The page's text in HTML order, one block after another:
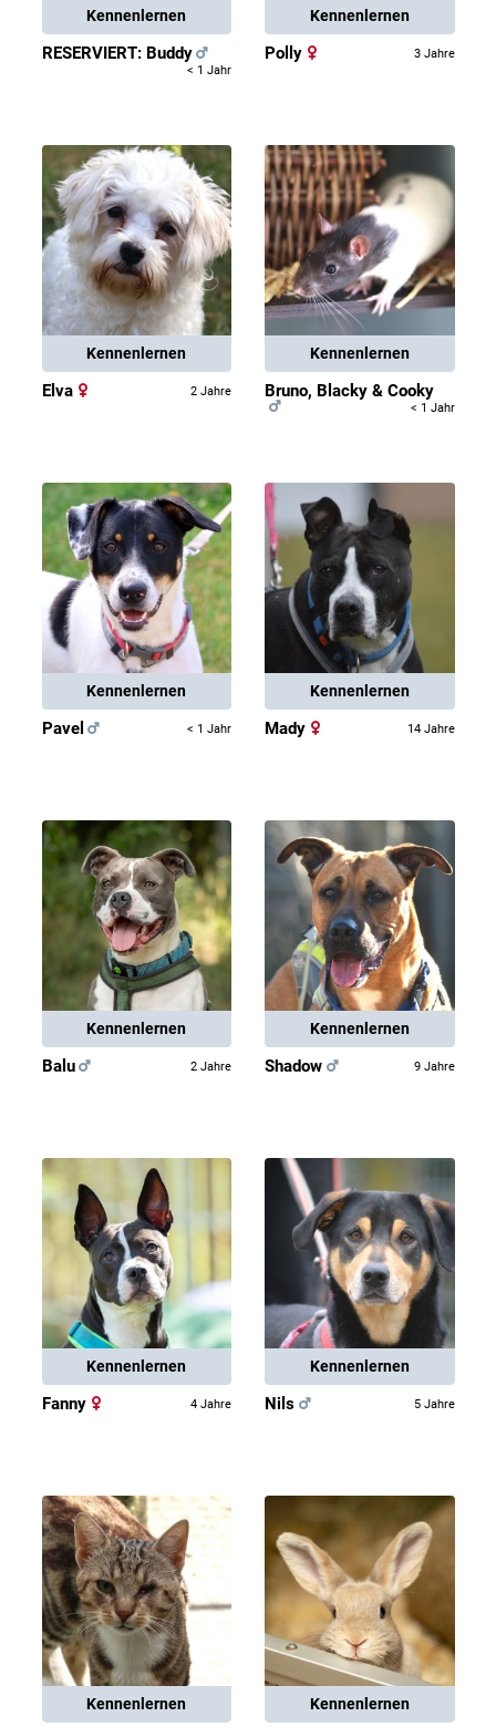
Kennenlernen
RESERVIERT: Buddy
< 1 Jahr
Kennenlernen
Polly 3 Jahre
Kennenlernen
Elva 2 Jahre
Kennenlernen
Bruno, Blacky & Cooky
< 1 Jahr
Kennenlernen
Pavel < 1 Jahr
Kennenlernen
Mady 14 Jahre
Kennenlernen
Balu 2 Jahre
Kennenlernen
Shadow 9 Jahre
Kennenlernen
Fanny 4 Jahre
Kennenlernen
Nils 5 Jahre
Kennenlernen Kennenlernen